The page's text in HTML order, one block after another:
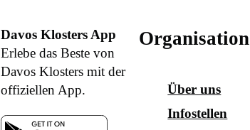
Davos Klosters App
Erlebe das Beste von
Davos Klosters mit der
offiziellen App.
Organisation
Über uns
Infostellen